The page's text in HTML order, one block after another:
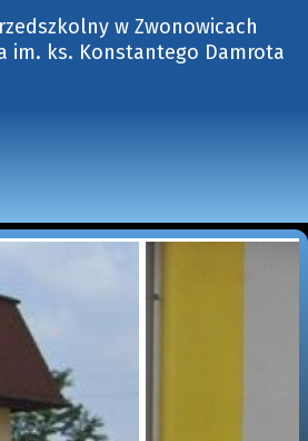
w Zwonowicach
im. ks. Konstantego Damrota